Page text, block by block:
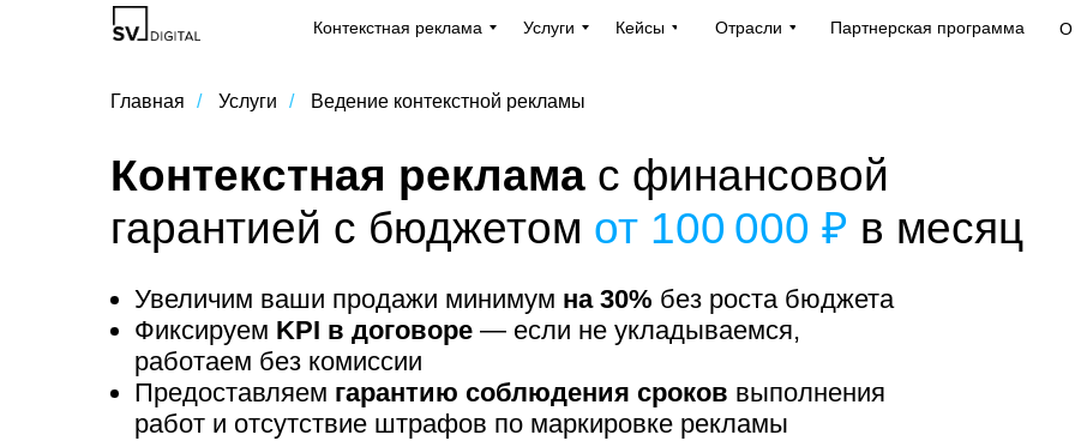
Партнерская программа
Отрасли
Услуги Кейсы О
Контекстная реклама
Главная / Услуги / Ведение контекстной рекламы
Контекстная реклама с финансовой
гарантией с бюджетом от 100 000 ₽ в месяц
Увеличим ваши продажи минимум на 30% без роста бюджета
Фиксируем KPI в договоре — если не укладываемся,
работаем без комиссии
Предоставляем гарантию соблюдения сроков выполнения
работ и отсутствие штрафов по маркировке рекламы